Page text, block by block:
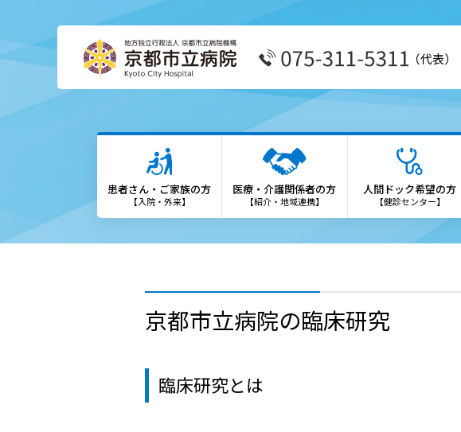
（代表）
外来受診の方
外来担当表
診療科・部門
かかりつけ医（登録医）をお
患者さんの紹介方法
Web予約（SAKU洛連携）
勉強会・研究会のご案内
患者さん・ご家族の方
【入院・外来】
医療・介護関係者の方
【紹介・地域連携】
人間ドック希望の方
【健診センター】
京都市立病院の臨床研究
臨床研究とは